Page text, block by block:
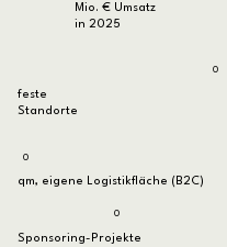
Mio. € Umsatz
in 2025
0
feste
Standorte
0
qm, eigene Logistikfläche (B2C)
0
Sponsoring-Projekte